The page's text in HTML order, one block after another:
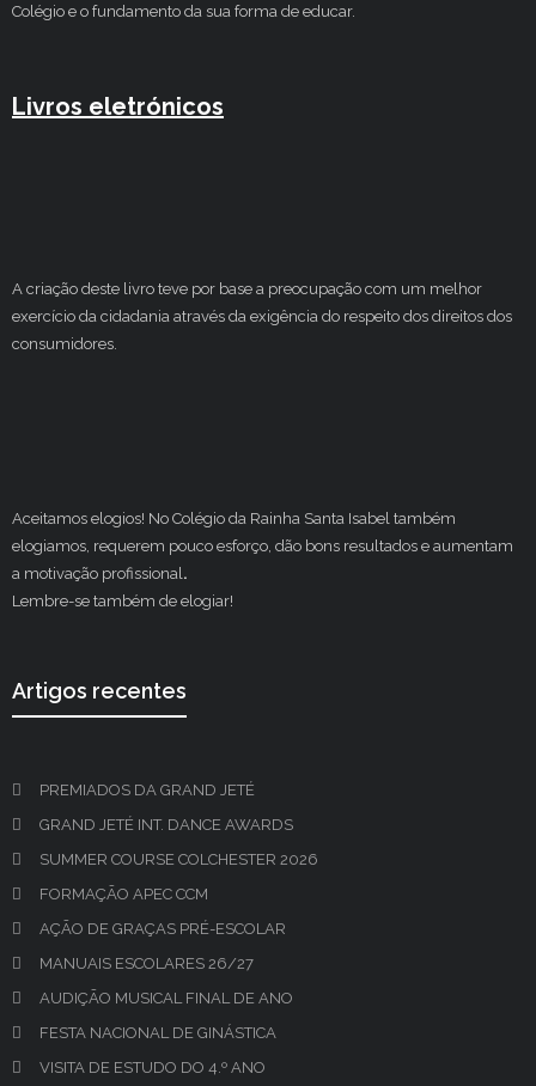
Colégio e o fundamento da sua forma de educar.
Livros eletrónicos
A criação deste livro teve por base a preocupação com um melhor
exercício da cidadania através da exigência do respeito dos direitos dos
consumidores.
Aceitamos elogios! No Colégio da Rainha Santa Isabel também
elogiamos, requerem pouco esforço, dão bons resultados e aumentam
a motivação profissional.
Lembre-se também de elogiar!
Artigos recentes
PREMIADOS DA GRAND JETÉ
GRAND JETÉ INT. DANCE AWARDS
SUMMER COURSE COLCHESTER 2026
FORMAÇÃO APEC CCM
AÇÃO DE GRAÇAS PRÉ-ESCOLAR
MANUAIS ESCOLARES 26/27
AUDIÇÃO MUSICAL FINAL DE ANO
FESTA NACIONAL DE GINÁSTICA
VISITA DE ESTUDO DO 4.º ANO